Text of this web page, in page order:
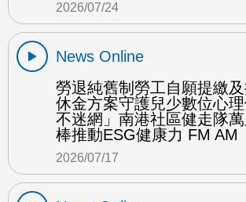
2026/07/24
News Online
勞退純舊制勞工自願提繳
休金方案守護兒少數位心
不迷網」南港社區健走隊
棒推動ESG健康力 FM AM
2026/07/17